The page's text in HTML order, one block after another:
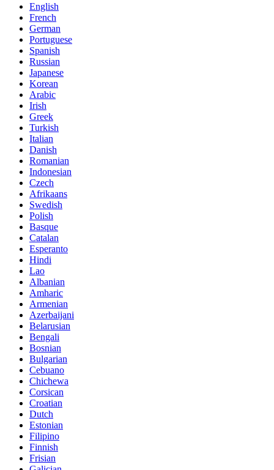
English
French
German
Portuguese
Spanish
Russian
Japanese
Korean
Arabic
Irish
Greek
Turkish
Italian
Danish
Romanian
Indonesian
Czech
Afrikaans
Swedish
Polish
Basque
Catalan
Esperanto
Hindi
Lao
Albanian
Amharic
Armenian
Azerbaijani
Belarusian
Bengali
Bosnian
Bulgarian
Cebuano
Chichewa
Corsican
Croatian
Dutch
Estonian
Filipino
Finnish
Frisian